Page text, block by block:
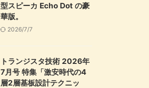
型スピーカ Echo Dot の豪
華版。
2026/7/7
トランジスタ技術 2026年
7月号 特集「激安時代の4
層2層基板設計テクニッ